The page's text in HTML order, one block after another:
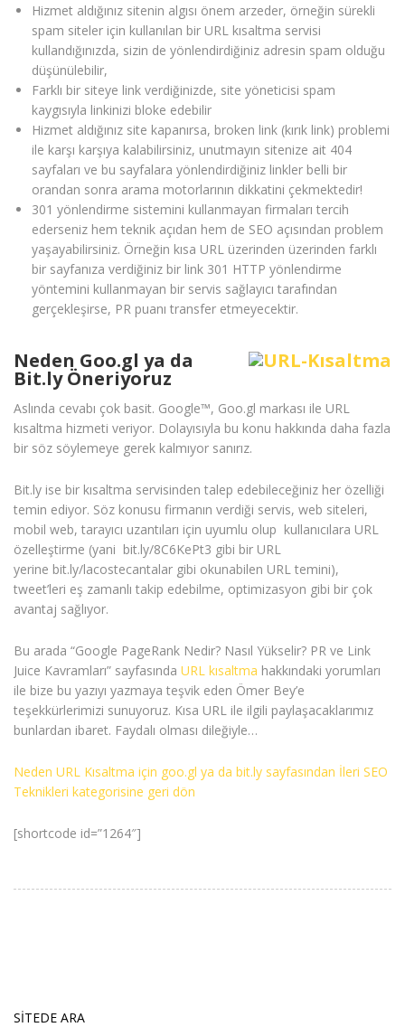
Hizmet aldığınız sitenin algısı önem arzeder, örneğin sürekli
spam siteler için kullanılan bir URL kısaltma servisi
kullandığınızda, sizin de yönlendirdiğiniz adresin spam olduğu
düşünülebilir,
Farklı bir siteye link verdiğinizde, site yöneticisi spam
kaygısıyla linkinizi bloke edebilir
Hizmet aldığınız site kapanırsa, broken link (kırık link) problemi
ile karşı karşıya kalabilirsiniz, unutmayın sitenize ait 404
sayfaları ve bu sayfalara yönlendirdiğiniz linkler belli bir
orandan sonra arama motorlarının dikkatini çekmektedir!
301 yönlendirme sistemini kullanmayan firmaları tercih
ederseniz hem teknik açıdan hem de SEO açısından problem
yaşayabilirsiniz. Örneğin kısa URL üzerinden üzerinden farklı
bir sayfanıza verdiğiniz bir link 301 HTTP yönlendirme
yöntemini kullanmayan bir servis sağlayıcı tarafından
gerçekleşirse, PR puanı transfer etmeyecektir.
Neden Goo.gl ya da
Bit.ly Öneriyoruz
Aslında cevabı çok basit. Google™, Goo.gl markası ile URL
kısaltma hizmeti veriyor. Dolayısıyla bu konu hakkında daha fazla
bir söz söylemeye gerek kalmıyor sanırız.
Bit.ly ise bir kısaltma servisinden talep edebileceğiniz her özelliği
temin ediyor. Söz konusu firmanın verdiği servis, web siteleri,
mobil web, tarayıcı uzantıları için uyumlu olup kullanıcılara URL
özelleştirme (yani bit.ly/8C6KePt3 gibi bir URL
yerine bit.ly/lacostecantalar gibi okunabilen URL temini),
tweet’leri eş zamanlı takip edebilme, optimizasyon gibi bir çok
avantaj sağlıyor.
Bu arada “Google PageRank Nedir? Nasıl Yükselir? PR ve Link
Juice Kavramları” sayfasında URL kısaltma hakkındaki yorumları
ile bize bu yazıyı yazmaya teşvik eden Ömer Bey’e
teşekkürlerimizi sunuyoruz. Kısa URL ile ilgili paylaşacaklarımız
bunlardan ibaret. Faydalı olması dileğiyle…
Neden URL Kısaltma için goo.gl ya da bit.ly sayfasından İleri SEO
Teknikleri kategorisine geri dön
[shortcode id=”1264″]
SITEDE ARA